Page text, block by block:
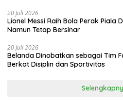
20 Juli 2026
Lionel Messi Raih Bola Perak Piala
Namun Tetap Bersinar
20 Juli 2026
Belanda Dinobatkan sebagai Tim
Berkat Disiplin dan Sportivitas